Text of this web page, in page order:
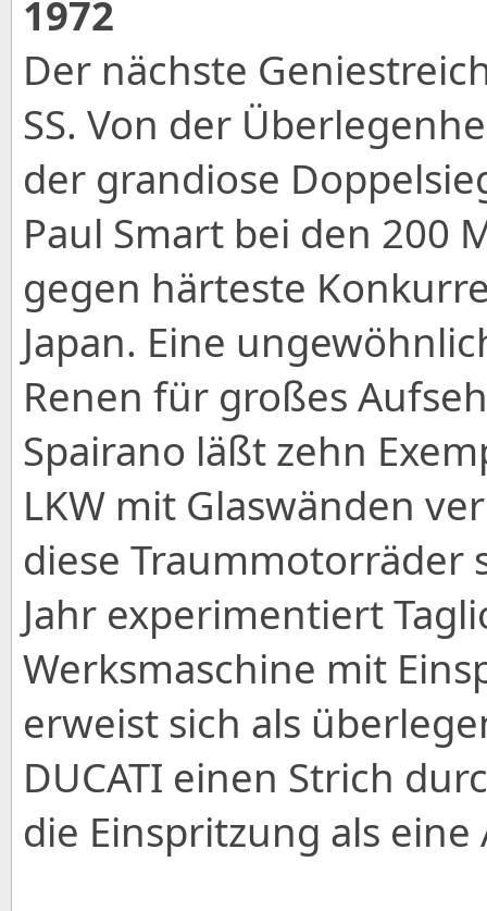
1972
Der nächste
SS. Von der
der grandiose
Paul Smart bei den 200
gegen härteste
Japan. Eine
Renen für großes
Spairano läßt zehn
LKW mit Glaswänden
diese Traummotorräder
Jahr experimentiert
Werksmaschine mit
erweist sich als
DUCATI einen Strich
die Einspritzung als